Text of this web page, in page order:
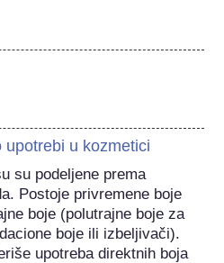
u kozmetici
su podeljene prema
Postoje privremene boje
boje (polutrajne boje za
boje ili izbeljivači).
upotreba direktnih boja